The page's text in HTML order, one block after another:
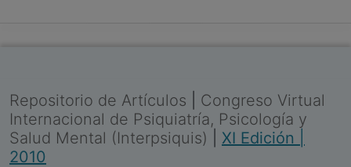
Repositorio de Artículos
Congreso Virtual
Internacional de Psiquiatría, Psicología y
Salud Mental (Interpsiquis)
XI Edición |
2010